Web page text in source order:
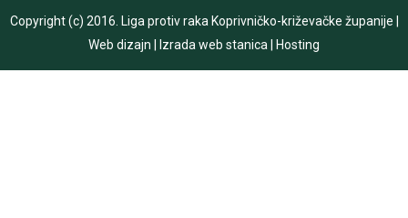
Copyright (c) 2016. Liga protiv raka Koprivničko-križevačke županije
Web dizajn
Izrada web stanica Hosting